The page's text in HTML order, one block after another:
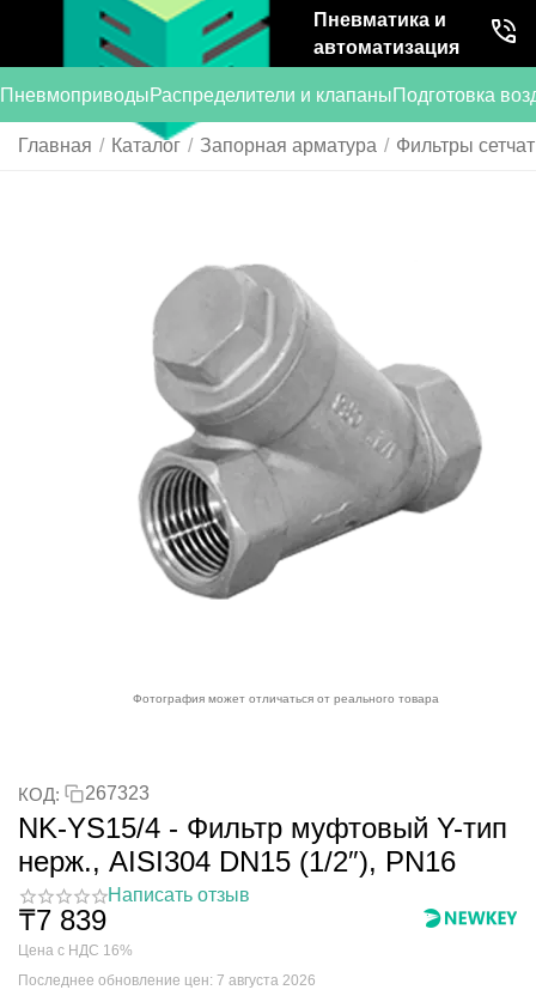
Пневматика и
автоматизация
ПневмоприводыРаспределители и клапаныПодготовка
Главная / Каталог / Запорная арматура / Фильтры
Фотография может отличаться от реального товара
КОД: 267323
NK-YS15/4 - Фильтр муфтовый Y-тип
нерж., AISI304 DN15 (1/2″), PN16
Написать отзыв
₸7 839
Цена с НДС 16%
Последнее обновление цен: 7 августа 2026